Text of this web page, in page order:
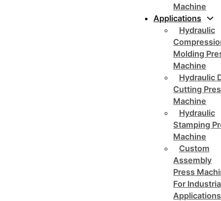
Machine
Applications
Hydraulic
Molding
Machine
Hydraulic
Cutting
Machine
Hydraulic
Stamping
Machine
Custom
Assembly
Press
For
Applications